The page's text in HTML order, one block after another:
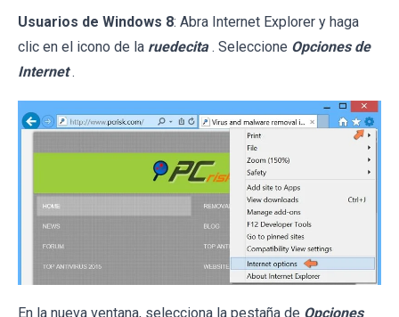
Usuarios de Windows 8: Abra Internet Explorer y haga
clic en el icono de la ruedecita . Seleccione Opciones de
Internet .
En la nueva ventana, selecciona la pestaña de Opciones